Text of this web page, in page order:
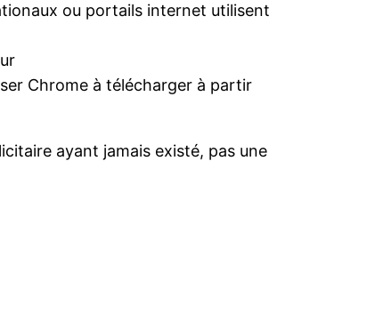
ou portails internet utilisent
Chrome à télécharger à partir
ayant jamais existé, pas une